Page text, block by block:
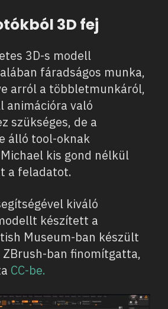
3D fej
3D-s modell
fáradságos munka,
arról a többletmunkáról,
animációra való
szükséges, de a
álló tool-oknak
kis gond nélkül
a feladatot.
kiváló
készített a
Museum-ban készült
ZBrush-ban finomítgatta,
CC-be.